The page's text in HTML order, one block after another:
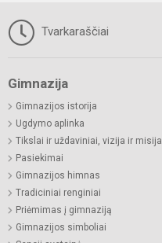
Tvarkaraščiai
Gimnazija
Gimnazijos istorija
Ugdymo aplinka
Tikslai ir uždaviniai, vizija ir misija
Pasiekimai
Gimnazijos himnas
Tradiciniai renginiai
Priėmimas į gimnaziją
Gimnazijos simboliai